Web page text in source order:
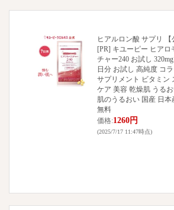
ヒアルロン酸 サプリ 【
[PR] キユーピー ヒアロ
チャー240 お試し
日分 お試し 高純度 コ
サプリメント ビタミン
ケア 美容 乾燥肌 うる
肌のうるおい 国産 日本
無料
価格:1260円
(2025/7/17 11:47時点)